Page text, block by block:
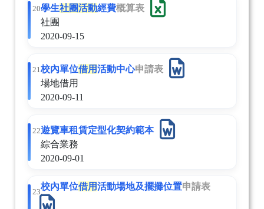
20.學生社團活動經費概算表
社團
2020-09-15
21.校內單位借用活動中心申請表
場地借用
2020-09-11
22.遊覽車租賃定型化契約範本
綜合業務
2020-09-01
23.
校內單位借用活動場地及擺攤位置申請表